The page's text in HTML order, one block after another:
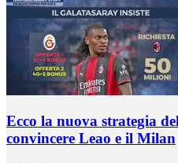
Ecco la nuova strategia
convincere Leao e il Milan